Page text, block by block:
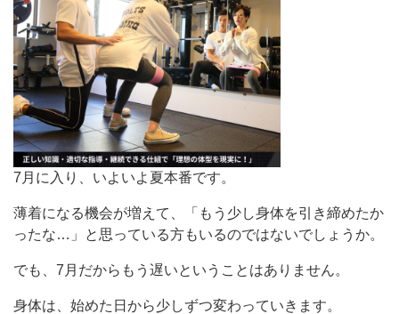
7月に入り、いよいよ夏本番です。
薄着になる機会が増えて、「もう少し身体を引き締めたか
ったな…」と思っている方もいるのではないでしょうか。
でも、7月だからもう遅いということはありません。
身体は、始めた日から少しずつ変わっていきます。